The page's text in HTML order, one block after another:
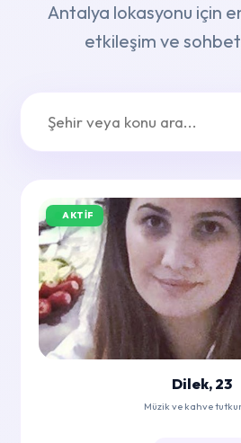
Antalya lokasyonu için
etkileşim ve
AKTIF
Dilek, 23
Müzik ve kahve